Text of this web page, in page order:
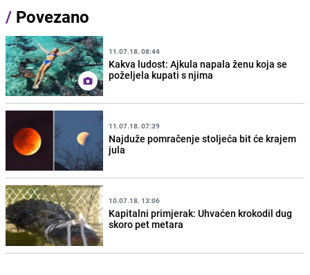
/ Povezano
11.07.18. 08:44
Kakva ludost: Ajkula napala ženu koja se
poželjela kupati s njima
11.07.18. 07:39
Najduže pomračenje stoljeća bit će krajem
jula
10.07.18. 13:06
Kapitalni primjerak: Uhvaćen krokodil dug
skoro pet metara